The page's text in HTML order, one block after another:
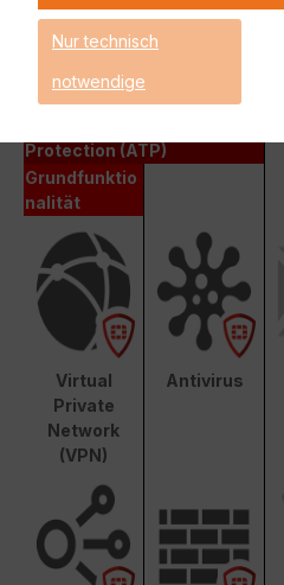
Enterprise Protection
Unified Threat Protection (UTP)
Protection (ATP)
Grundfunktio
nalität
Virtual
Private
Network
(VPN)
Antivirus
Nur technisch
notwendige